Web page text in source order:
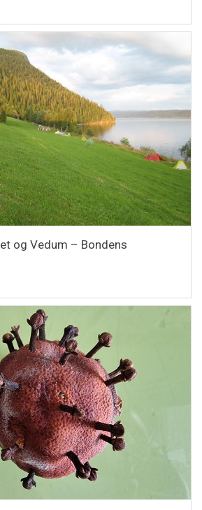
og Vedum – Bondens